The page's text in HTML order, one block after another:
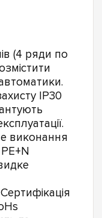
(4 ряди по
IP30
виконання